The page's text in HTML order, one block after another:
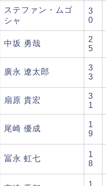
ステファン・ムゴ
シャ
3
0
中坂 勇哉
2
5
廣永 遼太郎
3
3
扇原 貴宏
3
1
尾崎 優成
1
9
冨永 虹七
1
8